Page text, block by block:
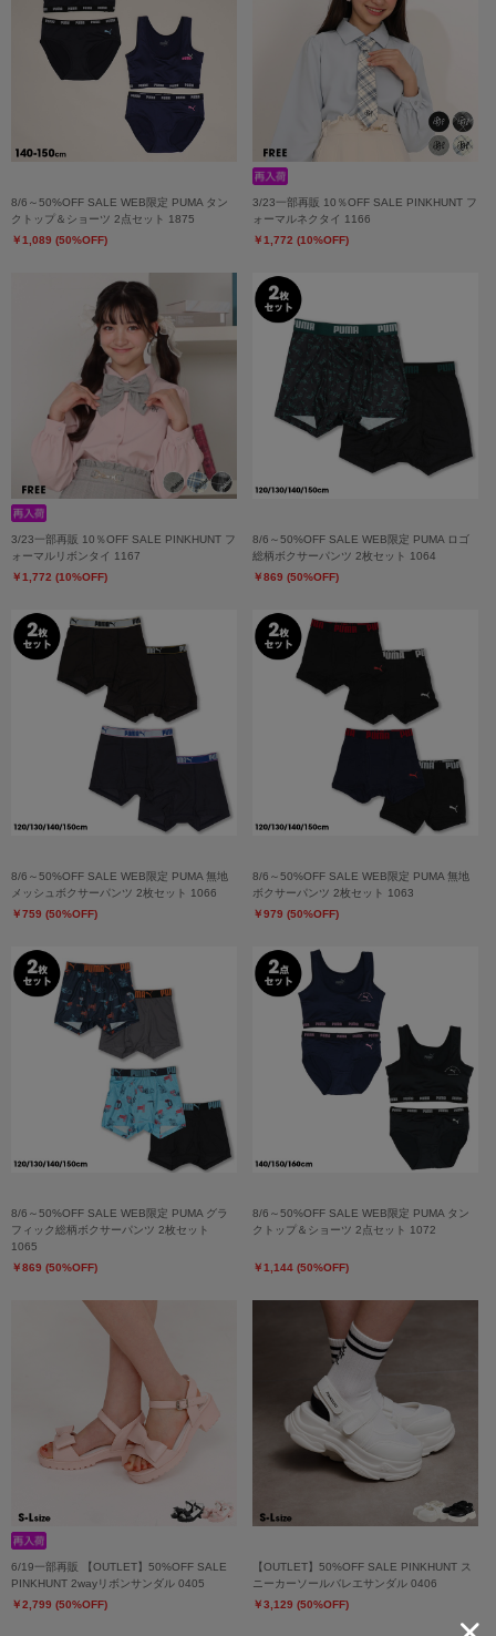
8/6～50%OFF SALE WEB限定 PUMA タン
クトップ＆ショーツ 2点セット 1875
￥1,089 (50%OFF)
3/23一部再販 10％OFF SALE PINKHUNT フ
ォーマルネクタイ 1166
￥1,772 (10%OFF)
3/23一部再販 10％OFF SALE PINKHUNT フ
ォーマルリボンタイ 1167
￥1,772 (10%OFF)
8/6～50%OFF SALE WEB限定 PUMA ロゴ
総柄ボクサーパンツ 2枚セット 1064
￥869 (50%OFF)
8/6～50%OFF SALE WEB限定 PUMA 無地
メッシュボクサーパンツ 2枚セット 1066
￥759 (50%OFF)
8/6～50%OFF SALE WEB限定 PUMA 無地
ボクサーパンツ 2枚セット 1063
￥979 (50%OFF)
8/6～50%OFF SALE WEB限定 PUMA グラ
フィック総柄ボクサーパンツ 2枚セット
1065
￥869 (50%OFF)
8/6～50%OFF SALE WEB限定 PUMA タン
クトップ＆ショーツ 2点セット 1072
￥1,144 (50%OFF)
6/19一部再販 【OUTLET】50%OFF SALE
PINKHUNT 2wayリボンサンダル 0405
￥2,799 (50%OFF)
【OUTLET】50%OFF SALE PINKHUNT ス
ニーカーソールバレエサンダル 0406
￥3,129 (50%OFF)